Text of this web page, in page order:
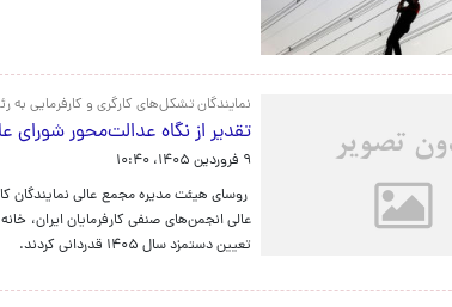
نمایندگان تشکل‌های کارگری و کارفرمایی به
تقدیر از نگاه عدالت‌محور شورای
۹ فروردین ۱۴۰۵، ۱۰:۴۰
روسای هیئت مدیره مجمع عالی نمایندگان
عالی انجمن‌های صنفی کارفرمایان ایران،
تعیین دستمزد سال ۱۴۰۵ قدردانی کردند.